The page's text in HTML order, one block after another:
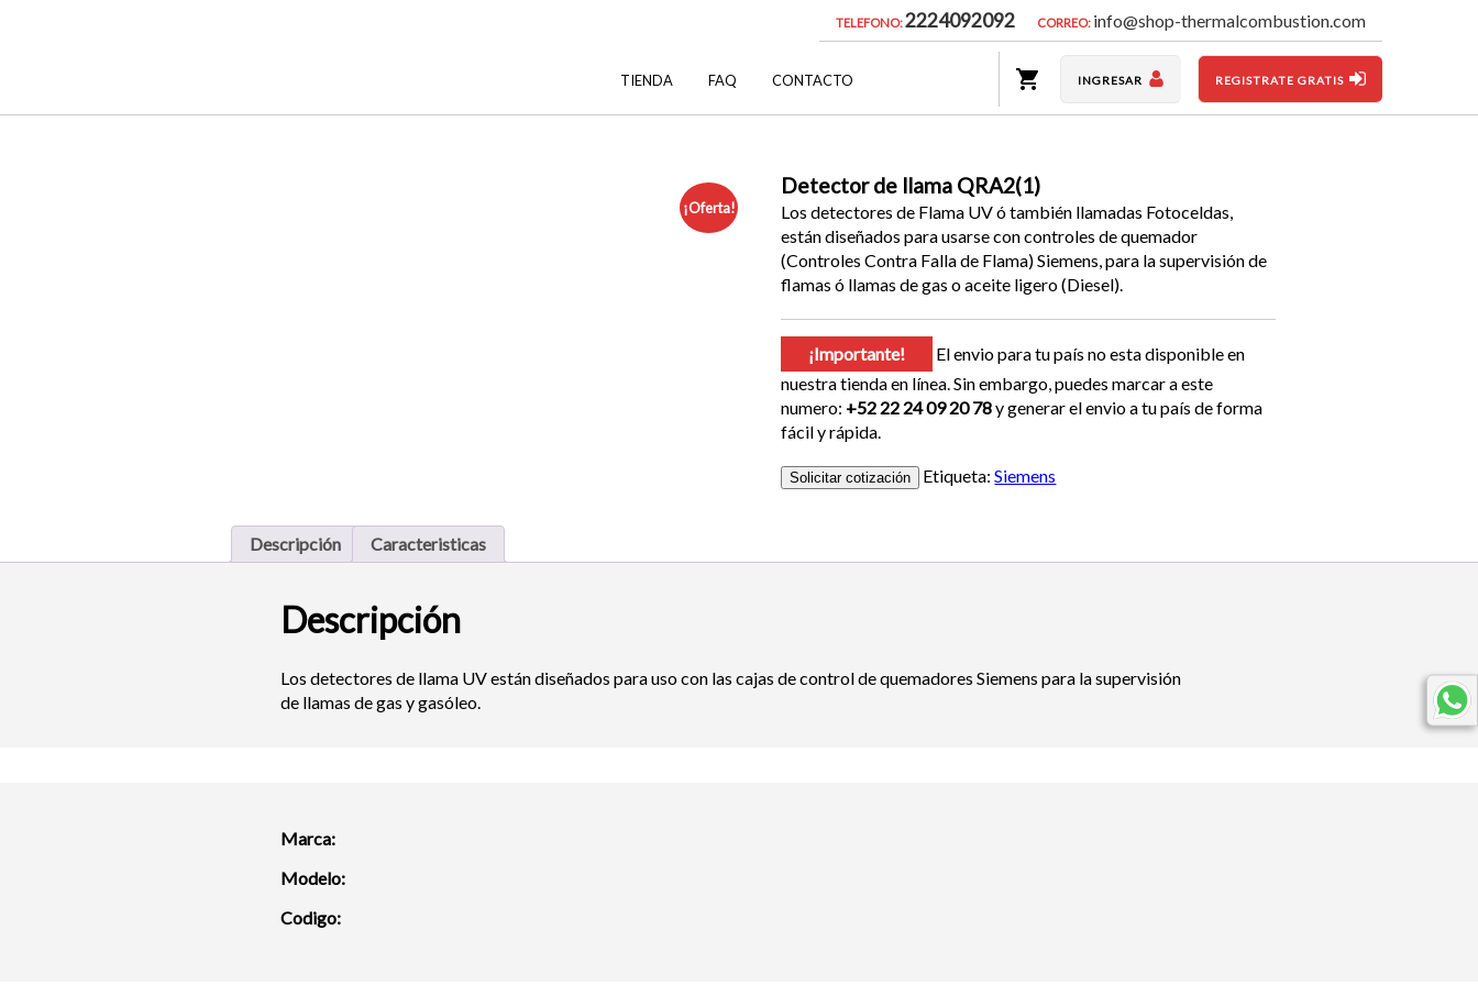
TELEFONO:2224092092 CORREO: info@shop-thermalcombustion.com
INGRESAR REGISTRATE GRATIS
TIENDA FAQ CONTACTO
¡Oferta!
Detector de llama QRA2(1)
Los detectores de Flama UV ó también llamadas Fotoceldas,
están diseñados para usarse con controles de quemador
(Controles Contra Falla de Flama) Siemens, para la supervisión de
flamas ó llamas de gas o aceite ligero (Diesel).
¡Importante!
El envio para tu país no esta disponible en
nuestra tienda en línea. Sin embargo, puedes marcar a este
numero: +52 22 24 09 20 78y generar el envio a tu país de forma
fácil y rápida.
Solicitar cotización Etiqueta:Siemens
Descripción Caracteristicas
Descripción
Los detectores de llama UV están diseñados para uso con las cajas de control de quemadores Siemens para la supervisión
de llamas de gas y gasóleo.
Marca:
Modelo:
Codigo: